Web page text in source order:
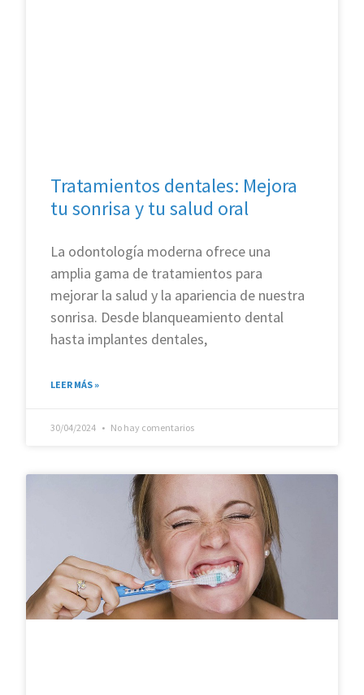
Tratamientos dentales: Mejora
tu sonrisa y tu salud oral
La odontología moderna ofrece una
amplia gama de tratamientos para
mejorar la salud y la apariencia de nuestra
sonrisa. Desde blanqueamiento dental
hasta implantes dentales,
LEER MÁS »
30/04/2024 No hay comentarios